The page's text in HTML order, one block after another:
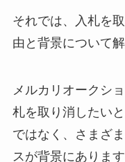
それでは、入札を
由と背景について
メルカリオークシ
札を取り消したい
ではなく、さまざ
スが背景にあります